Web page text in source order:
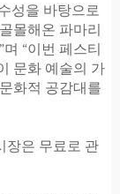
성을 바탕으로
몰해온 파마리
“이번 페스티
문화 예술의 가
화적 공감대를
장은 무료로 관